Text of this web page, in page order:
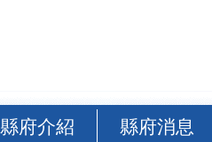
縣府介紹 縣府消息